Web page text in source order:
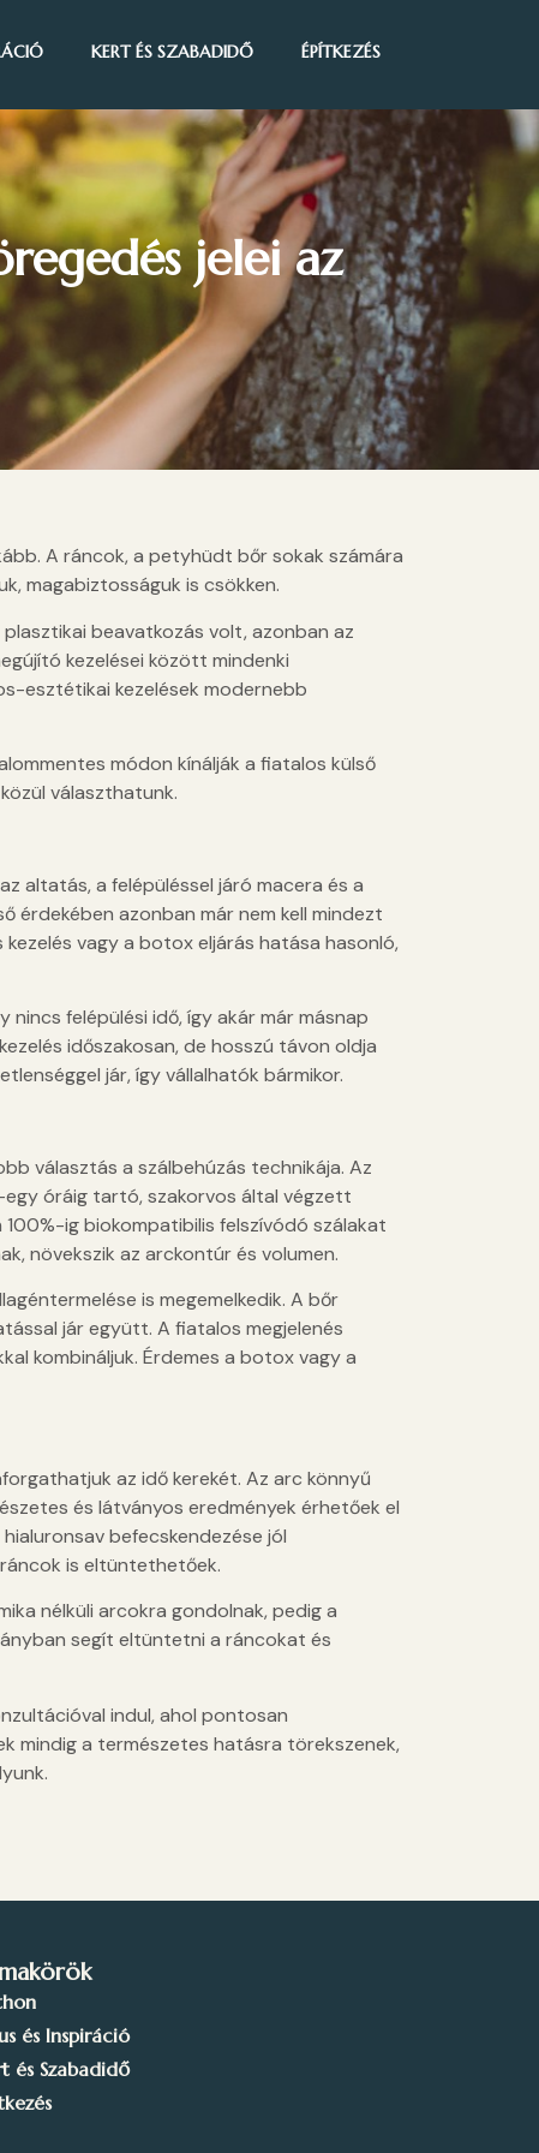
KERT ÉS SZABADIDŐ ÉPÍTKEZÉS
jelei az
A ráncok, a petyhüdt bőr sokak számára
magabiztosságuk is csökken.
beavatkozás volt, azonban az
kezelései között mindenki
esztétikai kezelések modernebb
módon kínálják a fiatalos külső
választhatunk.
altatás, a felépüléssel járó macera és a
érdekében azonban már nem kell mindezt
kezelés vagy a botox eljárás hatása hasonló,
felépülési idő, így akár már másnap
időszakosan, de hosszú távon oldja
jár, így vállalhatók bármikor.
választás a szálbehúzás technikája. Az
egy óráig tartó, szakorvos által végzett
ig biokompatibilis felszívódó szálakat
növekszik az arckontúr és volumen.
is megemelkedik. A bőr
jár együtt. A fiatalos megjelenés
kombináljuk. Érdemes a botox vagy a
az idő kerekét. Az arc könnyű
és látványos eredmények érhetőek el
befecskendezése jól
is eltüntethetőek.
nélküli arcokra gondolnak, pedig a
segít eltüntetni a ráncokat és
indul, ahol pontosan
mindig a természetes hatásra törekszenek,
és Inspiráció
és Szabadidő